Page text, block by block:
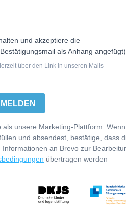
und akzeptiere die
als Anhang
über den Link in unseren Mails
als unsere Marketing-Plattform. Wenn
und absendest, bestätige, dass
an Brevo zur
übertragen werden